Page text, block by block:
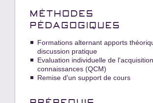
MÉTHODES
PÉDAGOGIQUES
Formations alternant apports
discussion pratique
Evaluation individuelle de
connaissances (QCM)
Remise d'un support de cours